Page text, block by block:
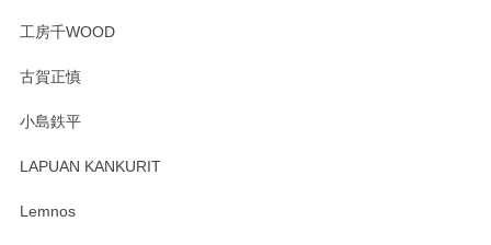
す。 素敵な湯呑みでとても気に入りました。 発送も早く、
たm(_)m
工房千WOOD
古賀正慎
小島鉄平
LAPUAN KANKURIT
Lemnos